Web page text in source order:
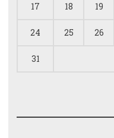
17 18 19
24 25 26
31